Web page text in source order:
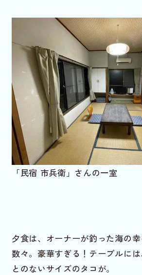
「民宿 市兵衛」さんの一室
夕食は、オーナーが釣った海の
数々。豪華すぎる！テーブルに
とのないサイズのタコが。